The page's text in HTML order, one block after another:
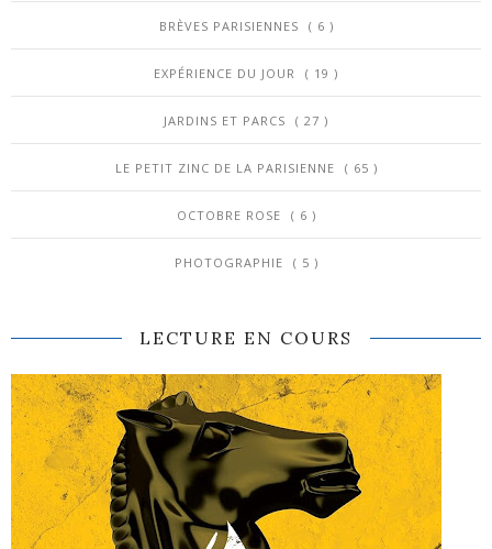
BRÈVES PARISIENNES ( 6 )
EXPÉRIENCE DU JOUR ( 19 )
JARDINS ET PARCS ( 27 )
LE PETIT ZINC DE LA PARISIENNE ( 65 )
OCTOBRE ROSE ( 6 )
PHOTOGRAPHIE ( 5 )
LECTURE EN COURS